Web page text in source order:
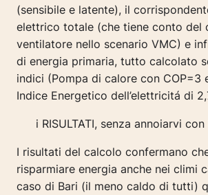
(sensibile e latente), il
elettrico totale (che tiene conto del
ventilatore nello scenario VMC) e
di energia primaria, tutto calcolato
indici (Pompa di calore con COP=3
Indice Energetico dell’elettricitá di
i RISULTATI, senza annoiarvi
I risultati del calcolo confermano
risparmiare energia anche nei climi
caso di Bari (il meno caldo di tutti)